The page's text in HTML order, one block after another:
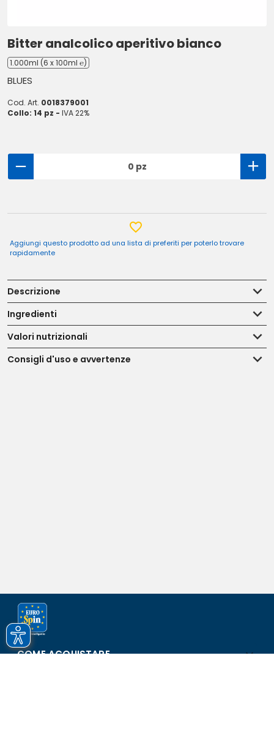
Bitter analcolico aperitivo bianco
1.000ml (6 x 100ml ℮)
BLUES
Cod. Art. 0018379001
Collo: 14 pz - IVA 22%
0 pz
Aggiungi questo prodotto ad una lista di preferiti per poterlo trovare
rapidamente
Descrizione
Ingredienti
Valori nutrizionali
Consigli d'uso e avvertenze
COME ACQUISTARE